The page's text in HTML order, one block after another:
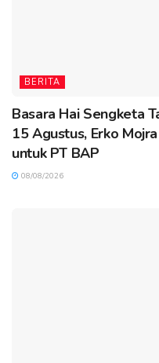
BERITA
Basara Hai Sengketa
15 Agustus, Erko
untuk PT BAP
08/08/2026